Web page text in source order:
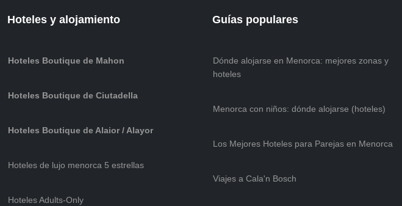
Hoteles y alojamiento
Hoteles Boutique de Mahon
Hoteles Boutique de Ciutadella
Hoteles Boutique de Alaior / Alayor
Hoteles de lujo menorca 5 estrellas
Hoteles Adults-Only
Guías populares
Dónde alojarse en Menorca: mejores zonas y
hoteles
Menorca con niños: dónde alojarse (hoteles)
Los Mejores Hoteles para Parejas en Menorca
Viajes a Cala'n Bosch